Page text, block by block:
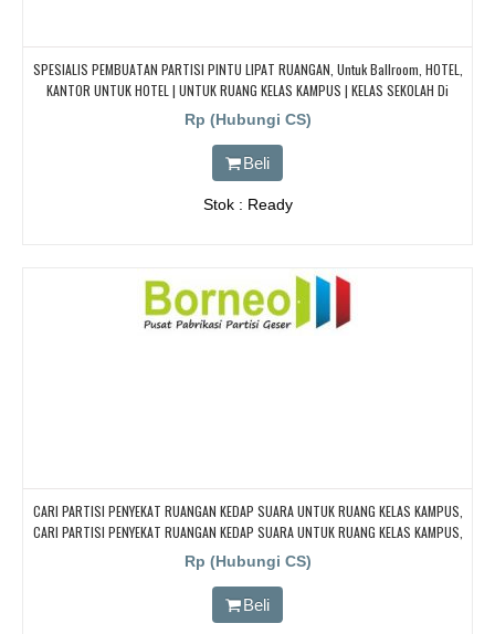
SPESIALIS PEMBUATAN PARTISI PINTU LIPAT RUANGAN, Untuk Ballroom, HOTEL,
KANTOR UNTUK HOTEL | UNTUK RUANG KELAS KAMPUS | KELAS SEKOLAH Di
BANDUNG, JAKARTA, BEKASI, TANGERANG
Rp (Hubungi CS)
Beli
Stok : Ready
CARI PARTISI PENYEKAT RUANGAN KEDAP SUARA UNTUK RUANG KELAS KAMPUS,
CARI PARTISI PENYEKAT RUANGAN KEDAP SUARA UNTUK RUANG KELAS KAMPUS,
CARI PARTISI PENYEKAT RUANGAN KEDAP SUARA UNTUK RUANG KELAS KAMPUS,
CARI PARTISI PENYEKAT RUANGAN KEDAP SUARA UNTUK RUANG KELAS KAMPUS,
CARI PARTISI PENYEKAT RUANGAN KEDAP SUARA UNTUK RUANG KELAS KAMPUS
Rp (Hubungi CS)
Beli